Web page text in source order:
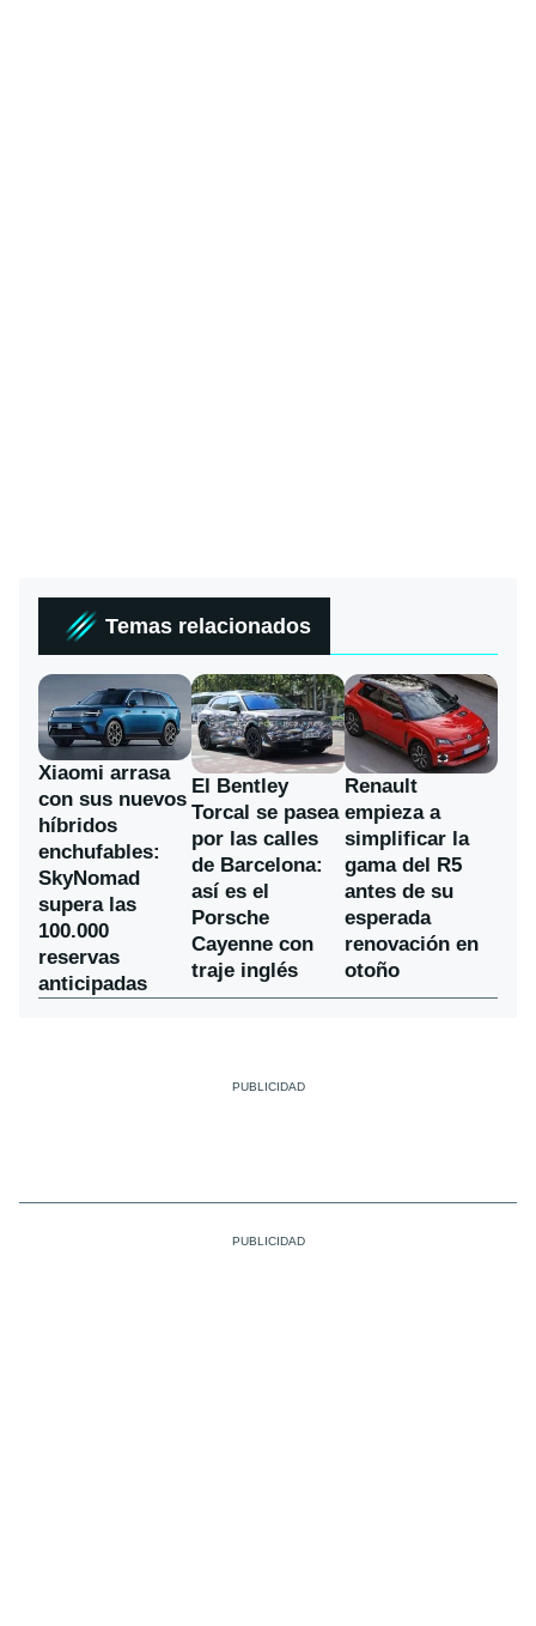
Temas relacionados
Xiaomi arrasa
con sus nuevos
híbridos
enchufables:
SkyNomad
supera las
100.000
reservas
anticipadas
El Bentley
Torcal se pasea
por las calles
de Barcelona:
así es el
Porsche
Cayenne con
traje inglés
Renault
empieza a
simplificar la
gama del R5
antes de su
esperada
renovación en
otoño